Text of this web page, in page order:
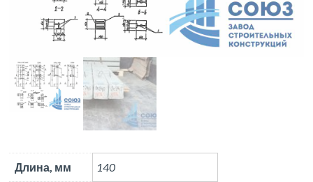
Длина, мм 140